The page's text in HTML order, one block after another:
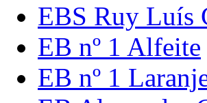
EBS Ruy Luís
EB nº 1 Alfeite
EB nº 1